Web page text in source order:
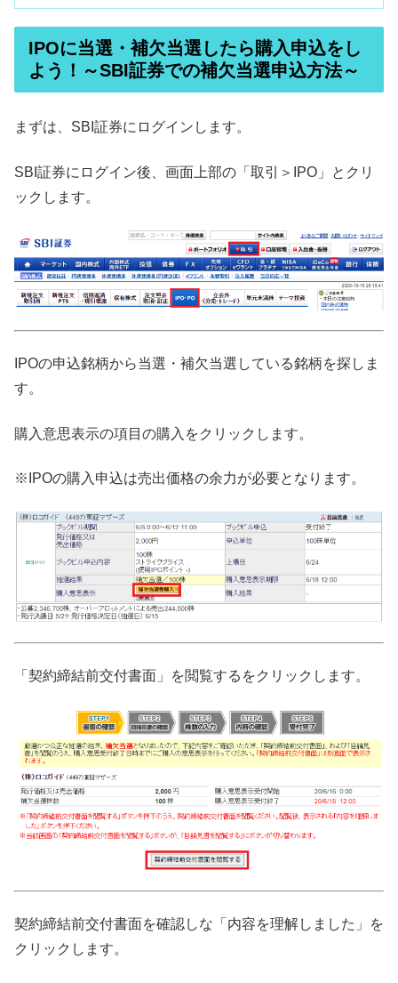
IPOに当選・補欠当選したら購入申込をし
よう！～SBI証券での補欠当選申込方法～
まずは、SBI証券にログインします。
SBI証券にログイン後、画面上部の「取引＞IPO」とクリ
ックします。
IPOの申込銘柄から当選・補欠当選している銘柄を探しま
す。
購入意思表示の項目の購入をクリックします。
※IPOの購入申込は売出価格の余力が必要となります。
「契約締結前交付書面」を閲覧するをクリックします。
契約締結前交付書面を確認しな「内容を理解しました」を
クリックします。